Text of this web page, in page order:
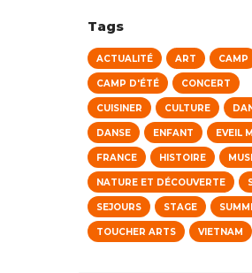
Tags
ACTUALITÉ ART CAMP
CAMP D'ÉTÉ CONCERT
CUISINER CULTURE
DANSE ENFANT EVEIL
FRANCE HISTOIRE
NATURE ET DÉCOUVERTE
SEJOURS STAGE
TOUCHER ARTS VIETNAM